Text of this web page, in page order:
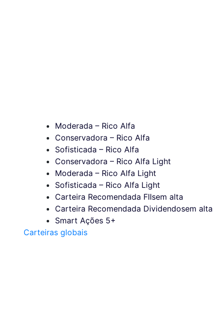
Moderada – Rico Alfa
Conservadora – Rico Alfa
Sofisticada – Rico Alfa
Conservadora – Rico Alfa Light
Moderada – Rico Alfa Light
Sofisticada – Rico Alfa Light
Carteira Recomendada FIIsem alta
Carteira Recomendada Dividendosem alta
Smart Ações 5+
Carteiras globais